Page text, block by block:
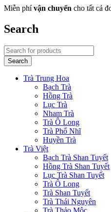
Miễn phívận chuyển cho tất cả
Search
Trà Trung Hoa
Bạch Trà
Hồng Trà
Lục Trà
Nham Trà
Trà Ô Long
Trà Phổ Nhĩ
Huyền Trà
Trà Việt
Bạch Trà Shan Tuyết
Hồng Trà Shan Tuyết
Lục Trà Shan Tuyết
Trà Ô Long
Trà Shan Tuyết
Trà Thái Nguyên
Trà Thảo Mộc